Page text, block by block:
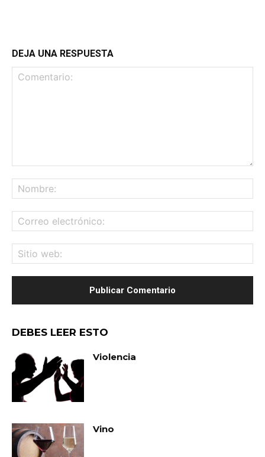
DEJA UNA RESPUESTA
DEBES LEER ESTO
Violencia
Vino